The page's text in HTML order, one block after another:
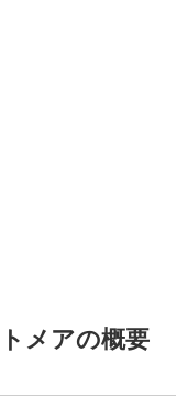
メアの概要